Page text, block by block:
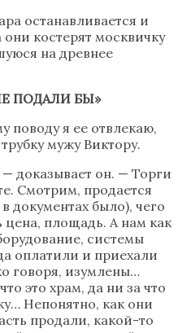
останавливается и
они костерят москвичку
на древнее
ПОДАЛИ БЫ»
поводу я ее отвлекаю,
мужу Виктору.
доказывает он. — Торги
Смотрим, продается
документах было), чего
цена, площадь. А нам как
системы
оплатили и приехали
говоря, изумлены…
это храм, да ни за что
Непонятно, как они
продали, какой-то